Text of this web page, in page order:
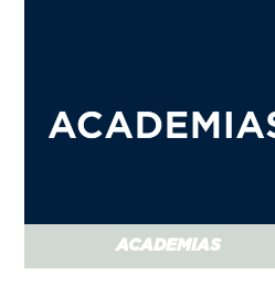
ACADEMIAS